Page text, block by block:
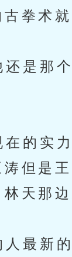
拳术
是那个
的实力
但是
天那
最新的